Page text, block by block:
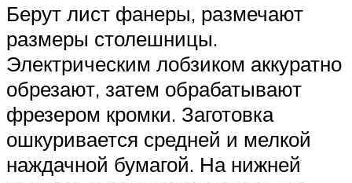
Берут лист фанеры, размечают
размеры столешницы.
Электрическим лобзиком аккуратно
обрезают, затем обрабатывают
фрезером кромки. Заготовка
ошкуривается средней и мелкой
наждачной бумагой. На нижней